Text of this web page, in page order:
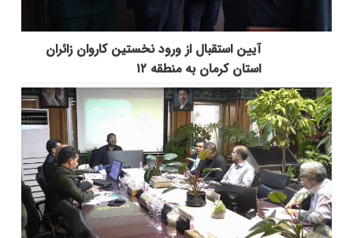
آیین استقبال از ورود نخستین کاروان زائران
استان کرمان به منطقه ۱۲